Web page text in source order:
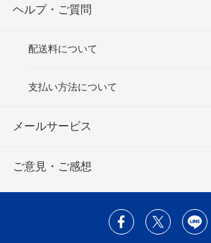
ヘルプ・ご質問
配送料について
支払い方法について
メールサービス
ご意見・ご感想